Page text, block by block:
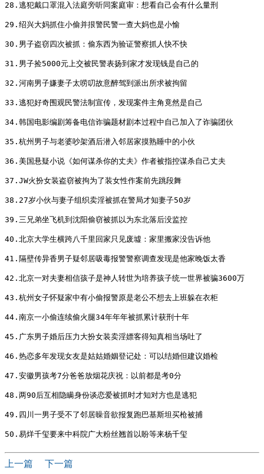
28.逃犯戴口罩混入法庭旁听同案庭审：想看自己会有什么量刑
29.绍兴大妈抓住小偷并拫警民警一查大妈也是小愉
30.男子盗窃四次被抓：偷东西为验证警察抓人快不快
31.男子捡5000元上交被民警表扬到家才发现钱是自己的
32.河南男子嫌妻子太唠叨故意醉驾到派出所求被拘留
33.逃犯好奇围观民警法制宣传，发现案件主角竟然是自己
34.韩国电影编剧筹备电信诈骗题材剧本过程中自己加入了诈骗团伙
35.杭州男子与老婆吵架酒后潜入邻居家摸熟睡中的小伙
36.美国悬疑小说《如何谋杀你的丈夫》作者被指控谋杀自己丈夫
37.JW火扮女装盗窃被拘为了装女性作案前先跳段舞
38.27岁小伙与妻子组织卖淫被抓在警局才知妻子50岁
39.三兄弟坐飞机到沈阳偷窃被抓以为东北落后没监控
40.北京大学生横跨八千里回家只见废墟：家里搬家没告诉他
41.隔壁传异香男子疑邻居吸毒报警警察调查发现是他家晚饭太香
42.北京一对夫妻相信孩子是神人转世为培养孩子统一世界被骗3600万
43.杭州女子怀疑家中有小偷报警原是老公不想去上班躲在衣柜
44.南京一小偷连续偷火腿34年年年被抓累计获刑十年
45.广东男子婚后压力大扮女装卖淫嫖客得知真相当场吐了
46.热恋多年发现女友是姑姑婚姻登记处：可以结婚但建议婚检
47.安徽男孩考7分爸爸放烟花庆祝：以前都是考0分
48.两90后互相隐瞒身份谈恋爱被抓时才知对方也是逃犯
49.四川一男子受不了邻居矂音欲报复跑巴基斯坦买枪被捕
上一篇 下一篇